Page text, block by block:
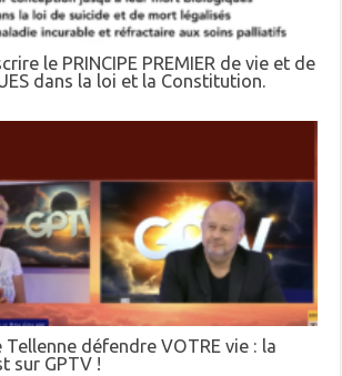
le PRINCIPE PREMIER de vie et de
dans la loi et la Constitution.
défendre VOTRE vie : la
sur GPTV !